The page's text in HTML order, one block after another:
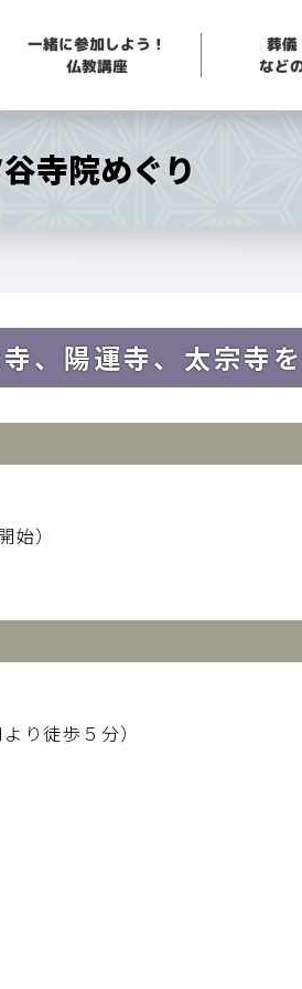
一緒に参加しよう！
仏教講座
葬儀
など
寺院めぐり
、陽運寺、太宗寺
）
り徒歩５分）